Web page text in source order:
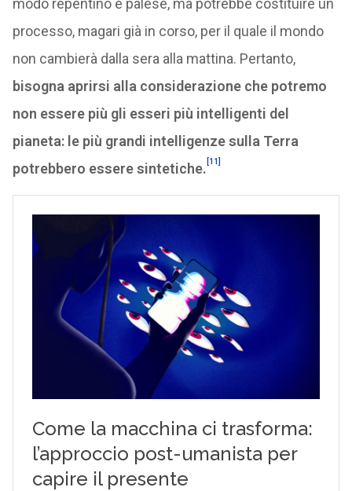
modo repentino e palese, ma potrebbe costituire un
processo, magari già in corso, per il quale il mondo
non cambierà dalla sera alla mattina. Pertanto,
bisogna aprirsi alla considerazione che potremo
non essere più gli esseri più intelligenti del
pianeta: le più grandi intelligenze sulla Terra
potrebbero essere sintetiche. [11]